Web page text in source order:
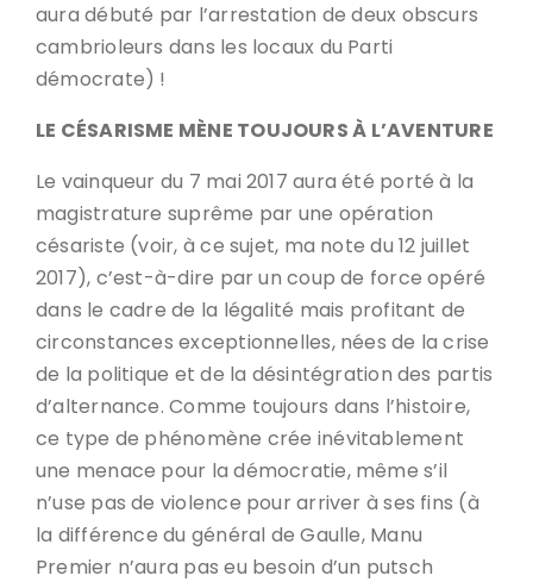
aura débuté par l’arrestation de deux obscurs
cambrioleurs dans les locaux du Parti
démocrate) !
LE CÉSARISME MÈNE TOUJOURS À L’AVENTURE
Le vainqueur du 7 mai 2017 aura été porté à la
magistrature suprême par une opération
césariste (voir, à ce sujet, ma note du 12 juillet
2017), c’est-à-dire par un coup de force opéré
dans le cadre de la légalité mais profitant de
circonstances exceptionnelles, nées de la crise
de la politique et de la désintégration des partis
d’alternance. Comme toujours dans l’histoire,
ce type de phénomène crée inévitablement
une menace pour la démocratie, même s’il
n’use pas de violence pour arriver à ses fins (à
la différence du général de Gaulle, Manu
Premier n’aura pas eu besoin d’un putsch